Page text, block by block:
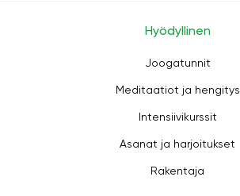
Hyödyllinen
Joogatunnit
Meditaatiot ja hengitys
Intensiivikurssit
Asanat ja harjoitukset
Rakentaja